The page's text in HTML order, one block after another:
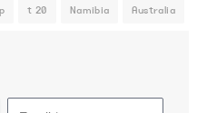
Australia
Namibia
t 20